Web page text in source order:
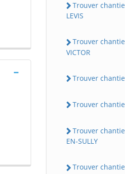
Trouver
LEVIS
Trouver
VICTOR
Trouver
Trouver
Trouver
EN-SULLY
Trouver